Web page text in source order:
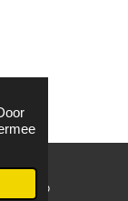
WhatsApp